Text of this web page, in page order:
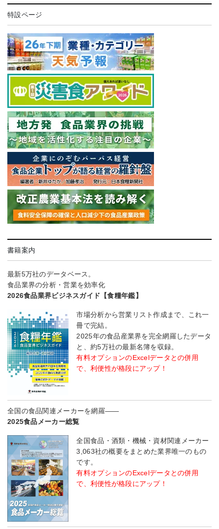
特設ページ
書籍案内
最新5万社のデータベース。
食品業界の分析・営業を効率化
2026食品業界ビジネスガイド【食糧年鑑】
市場分析から営業リスト作成まで、これ一
冊で完結。
2025年の食品産業界を完全網羅したデータ
と、約5万社の最新名簿を収録。
有料オプションのExcelデータとの併用
で、利便性が格段にアップ！
全国の食品関連メーカーを網羅――
2025食品メーカー総覧
全国食品・酒類・機械・資材関連メーカー
3,063社の概要をまとめた業界唯一のもの
です。
有料オプションのExcelデータとの併用
で、利便性が格段にアップ！